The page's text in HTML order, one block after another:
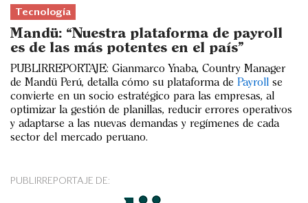
Legal y Política
Eventos
Blogs
Ranking CEO
Edición Impresa
Tecnología
Mandü: “Nuestra plataforma de payroll
es de las más potentes en el país”
PUBLIRREPORTAJE: Gianmarco Ynaba, Country Manager
de Mandü Perú, detalla cómo su plataforma de Payroll se
convierte en un socio estratégico para las empresas, al
optimizar la gestión de planillas, reducir errores operativos
y adaptarse a las nuevas demandas y regímenes de cada
sector del mercado peruano.
PUBLIRREPORTAJE DE: